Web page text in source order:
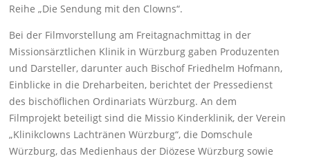
Reihe „Die Sendung mit den Clowns“.
Bei der Filmvorstellung am Freitagnachmittag in der
Missionsärztlichen Klinik in Würzburg gaben Produzenten
und Darsteller, darunter auch Bischof Friedhelm Hofmann,
Einblicke in die Dreharbeiten, berichtet der Pressedienst
des bischöflichen Ordinariats Würzburg. An dem
Filmprojekt beteiligt sind die Missio Kinderklinik, der Verein
„Klinikclowns Lachtränen Würzburg“, die Domschule
Würzburg, das Medienhaus der Diözese Würzburg sowie